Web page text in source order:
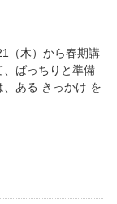
（木）から春期講
、ばっちりと準備
ある きっかけ を